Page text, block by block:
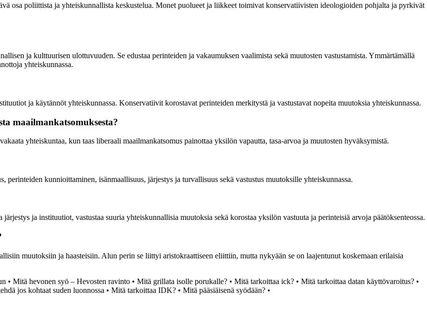
osa poliittista ja yhteiskunnallista keskustelua. Monet puolueet ja liikkeet toimivat konservatiivisten ideologioiden pohjalta ja pyrkivät
ja kulttuurisen ulottuvuuden. Se edustaa perinteiden ja vakaumuksen vaalimista sekä muutosten vastustamista. Ymmärtämällä
yhteiskunnassa.
ja käytännöt yhteiskunnassa. Konservatiivit korostavat perinteiden merkitystä ja vastustavat nopeita muutoksia yhteiskunnassa.
maailmankatsomuksesta?
yhteiskuntaa, kun taas liberaali maailmankatsomus painottaa yksilön vapautta, tasa-arvoa ja muutosten hyväksymistä.
kunnioittaminen, isänmaallisuus, järjestys ja turvallisuus sekä vastustus muutoksille yhteiskunnassa.
ja instituutiot, vastustaa suuria yhteiskunnallisia muutoksia sekä korostaa yksilön vastuuta ja perinteisiä arvoja päätöksenteossa.
muutoksiin ja haasteisiin. Alun perin se liittyi aristokraattiseen eliittiin, mutta nykyään se on laajentunut koskemaan erilaisia
• Mitä hevonen syö – Hevosten ravinto • Mitä grillata isolle porukalle? • Mitä tarkoittaa ick? • Mitä tarkoittaa datan käyttövaroitus? •
jos kohtaat suden luonnossa • Mitä tarkoittaa IDK? • Mitä pääsiäisenä syödään? •